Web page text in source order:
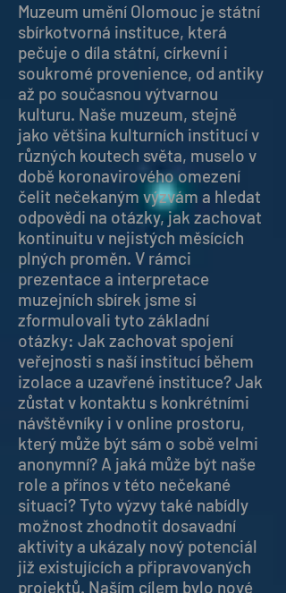
Muzeum umění Olomouc je státní
sbírkotvorná instituce, která
pečuje o díla státní, církevní i
soukromé provenience, od antiky
až po současnou výtvarnou
kulturu. Naše muzeum, stejně
jako většina kulturních institucí v
různých koutech světa, muselo v
době koronavirového omezení
čelit nečekaným výzvám a hledat
odpovědi na otázky, jak zachovat
kontinuitu v nejistých měsících
plných proměn. V rámci
prezentace a interpretace
muzejních sbírek jsme si
zformulovali tyto základní
otázky: Jak zachovat spojení
veřejnosti s naší institucí během
izolace a uzavřené instituce? Jak
zůstat v kontaktu s konkrétními
návštěvníky i v online prostoru,
který může být sám o sobě velmi
anonymní? A jaká může být naše
role a přínos v této nečekané
situaci? Tyto výzvy také nabídly
možnost zhodnotit dosavadní
aktivity a ukázaly nový potenciál
již existujících a připravovaných
projektů. Naším cílem bylo nové